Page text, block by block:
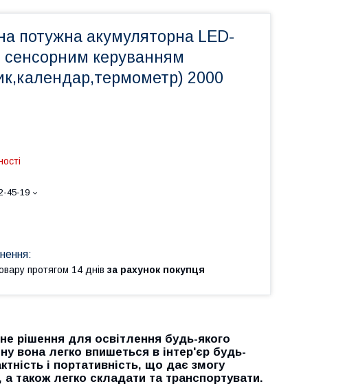
потужна акумуляторна LED-
сенсорним керуванням
2000
45-19
протягом 14 днів за рахунок покупця
рішення для освітлення будь-якого
вона легко впишеться в інтер'єр будь-
і портативність, що дає змогу
також легко складати та транспортувати.